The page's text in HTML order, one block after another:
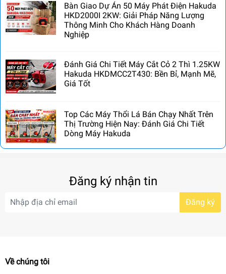
Bàn Giao Dự Án 50 Máy Phát Điện Hakuda
HKD2000I 2KW: Giải Pháp Năng Lượng
Thông Minh Cho Khách Hàng Doanh
Nghiệp
Đánh Giá Chi Tiết Máy Cắt Cỏ 2 Thì 1.25KW
Hakuda HKDMCC2T430: Bền Bỉ, Mạnh Mẽ,
Giá Tốt
Top Các Máy Thổi Lá Bán Chạy Nhất Trên
Thị Trường Hiện Nay: Đánh Giá Chi Tiết
Dòng Máy Hakuda
Đăng ký nhận tin
Đăng ký
Về chúng tôi